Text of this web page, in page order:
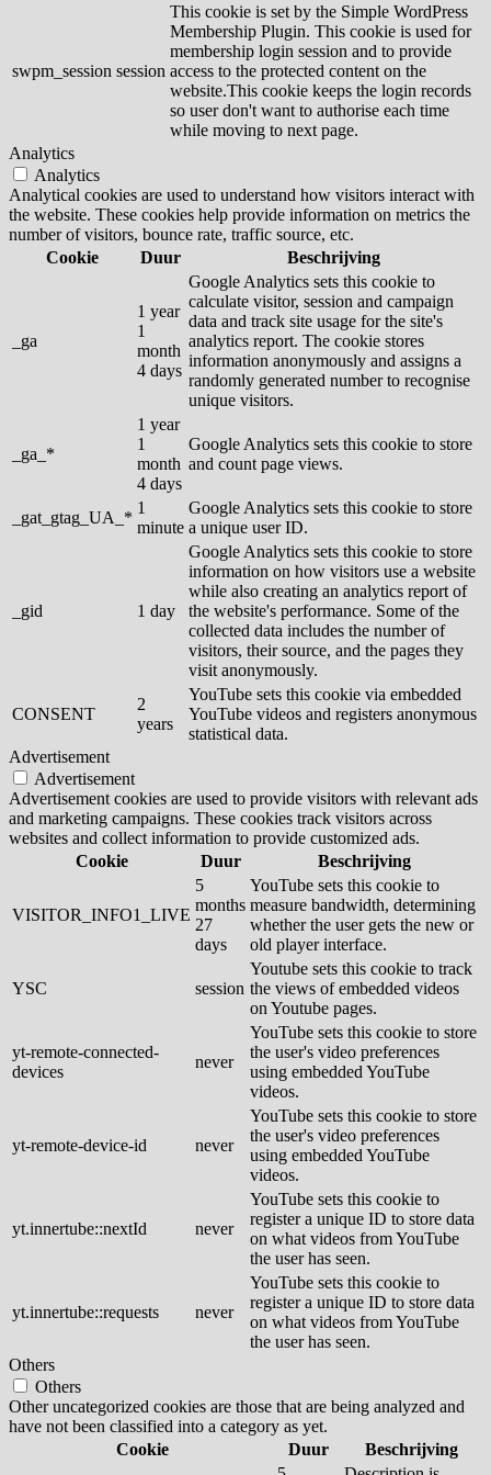
swpm_session session
This cookie is set by the Simple WordPress
Membership Plugin. This cookie is used for
membership login session and to provide
access to the protected content on the
website.This cookie keeps the login records
so user don't want to authorise each time
while moving to next page.
Analytics
Analytics
Analytical cookies are used to understand how visitors interact with
the website. These cookies help provide information on metrics the
number of visitors, bounce rate, traffic source, etc.
Cookie
Duur Beschrijving
_ga
1 year
1
month
4 days
Google Analytics sets this cookie to
calculate visitor, session and campaign
data and track site usage for the site's
analytics report. The cookie stores
information anonymously and assigns a
randomly generated number to recognise
unique visitors.
_ga_*
1 year
1
month
4 days
Google Analytics sets this cookie to store
and count page views.
_gat_gtag_UA_*
1
minute
Google Analytics sets this cookie to store
a unique user ID.
_gid 1 day
Google Analytics sets this cookie to store
information on how visitors use a website
while also creating an analytics report of
the website's performance. Some of the
collected data includes the number of
visitors, their source, and the pages they
visit anonymously.
CONSENT
2
years
YouTube sets this cookie via embedded
YouTube videos and registers anonymous
statistical data.
Advertisement
Advertisement
Advertisement cookies are used to provide visitors with relevant ads
and marketing campaigns. These cookies track visitors across
websites and collect information to provide customized ads.
Cookie
Duur Beschrijving
VISITOR_INFO1_LIVE
5
months
27
days
YouTube sets this cookie to
measure bandwidth, determining
whether the user gets the new or
old player interface.
YSC session
Youtube sets this cookie to track
the views of embedded videos
on Youtube pages.
yt-remote-connected-
devices
never
YouTube sets this cookie to store
the user's video preferences
using embedded YouTube
videos.
yt-remote-device-id never
YouTube sets this cookie to store
the user's video preferences
using embedded YouTube
videos.
yt.innertube::nextId never
YouTube sets this cookie to
register a unique ID to store data
on what videos from YouTube
the user has seen.
yt.innertube::requests never
YouTube sets this cookie to
register a unique ID to store data
on what videos from YouTube
the user has seen.
Others
Others
Other uncategorized cookies are those that are being analyzed and
have not been classified into a category as yet.
Cookie
Duur
Beschrijving